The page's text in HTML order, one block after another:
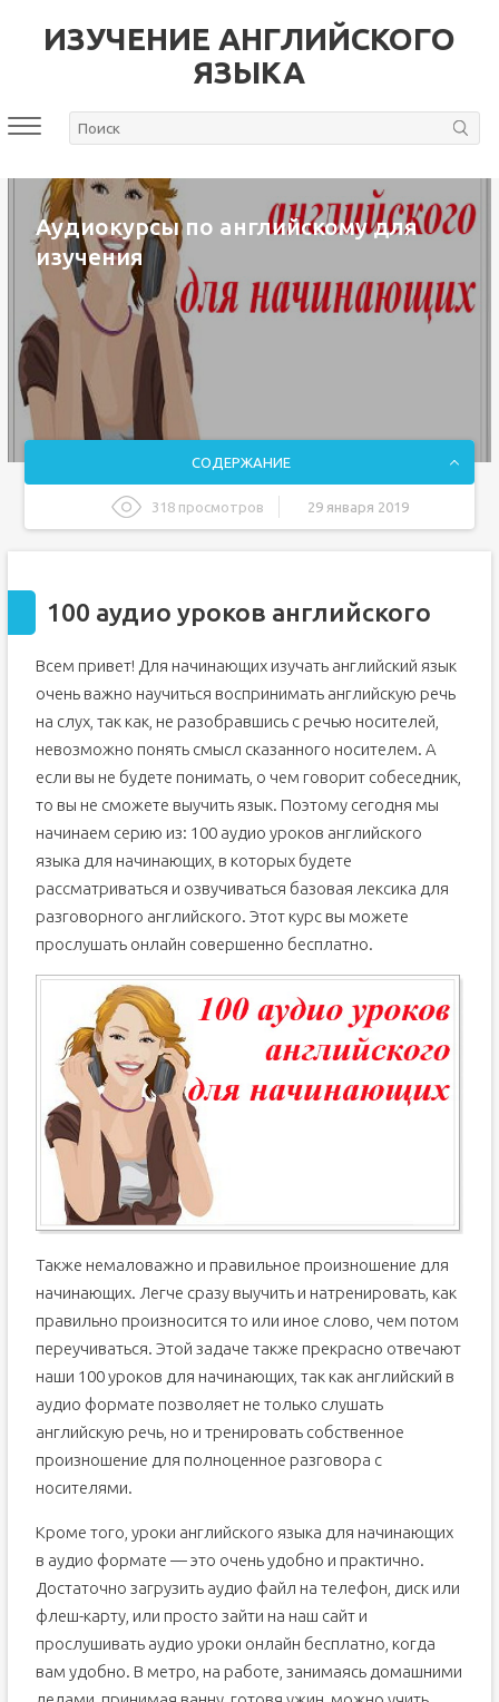
ИЗУЧЕНИЕ АНГЛИЙСКОГО
ЯЗЫКА
Аудиокурсы по английскому для
изучения
СОДЕРЖАНИЕ
318 просмотров 29 января 2019
Слушать онлайн 100 уроков английского языка
Английский язык для начинающих
Курсы английского в машину (подборка)
7 крутых аудиокурсов по английскому для начинающих и
British Council Podcasts (MP3 + Scripts)
Чудаков И.В. – Polyglossum – Английский в дороге (30
уроков)
Элизабет Смит – Английский за 6 недель
Уроки английского с Ритой Беловой от BBC (178
6 Minute English with BBC (69 выпусков)
BBC Grammar Challenge (87 выпусков)
100 аудио уроков английского
Всем привет! Для начинающих изучать английский язык
очень важно научиться воспринимать английскую речь
на слух, так как, не разобравшись с речью носителей,
невозможно понять смысл сказанного носителем. А
если вы не будете понимать, о чем говорит собеседник,
то вы не сможете выучить язык. Поэтому сегодня мы
начинаем серию из: 100 аудио уроков английского
языка для начинающих, в которых будете
рассматриваться и озвучиваться базовая лексика для
разговорного английского. Этот курс вы можете
прослушать онлайн совершенно бесплатно.
Также немаловажно и правильное произношение для
начинающих. Легче сразу выучить и натренировать, как
правильно произносится то или иное слово, чем потом
переучиваться. Этой задаче также прекрасно отвечают
наши 100 уроков для начинающих, так как английский в
аудио формате позволяет не только слушать
английскую речь, но и тренировать собственное
произношение для полноценное разговора с
носителями.
Кроме того, уроки английского языка для начинающих
в аудио формате — это очень удобно и практично.
Достаточно загрузить аудио файл на телефон, диск или
флеш-карту, или просто зайти на наш сайт и
прослушивать аудио уроки онлайн бесплатно, когда
вам удобно. В метро, на работе, занимаясь домашними